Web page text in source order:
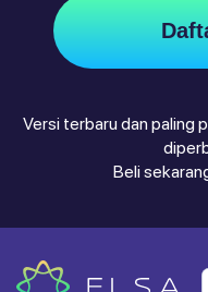
Versi terbaru dan paling
Beli